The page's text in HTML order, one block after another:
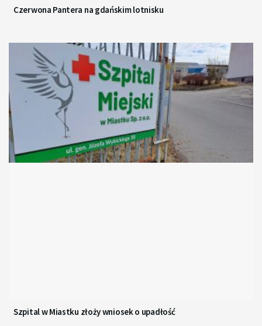
Czerwona Pantera na gdańskim lotnisku
Szpital w Miastku złoży wniosek o upadłość